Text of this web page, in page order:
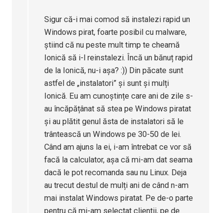
Sigur că-i mai comod să instalezi rapid un
Windows pirat, foarte posibil cu malware,
știind că nu peste mult timp te cheamă
Ionică să i-l reinstalezi. Încă un bănuț rapid
de la Ionică, nu-i așa? :)) Din păcate sunt
astfel de „instalatori” și sunt și mulți
Ionică. Eu am cunoștințe care ani de zile s-
au încăpățânat să stea pe Windows piratat
și au plătit genul ăsta de instalatori să le
trântească un Windows pe 30-50 de lei.
Când am ajuns la ei, i-am întrebat ce vor să
facă la calculator, așa că mi-am dat seama
dacă le pot recomanda sau nu Linux. Deja
au trecut destul de mulți ani de când n-am
mai instalat Windows piratat. Pe de-o parte
pentru că mi-am selectat clienții, pe de